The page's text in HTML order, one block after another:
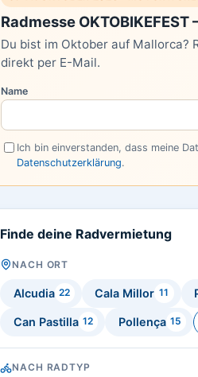
Radmesse
Du bist im Oktober auf Mallorca?
direkt per E-Mail.
Name
Ich bin einverstanden, dass meine
Datenschutzerklärung.
Finde deine Radvermietung
NACH ORT
Alcudia 22 Cala Millor 11
Can Pastilla 12 Pollença 15
NACH RADTYP